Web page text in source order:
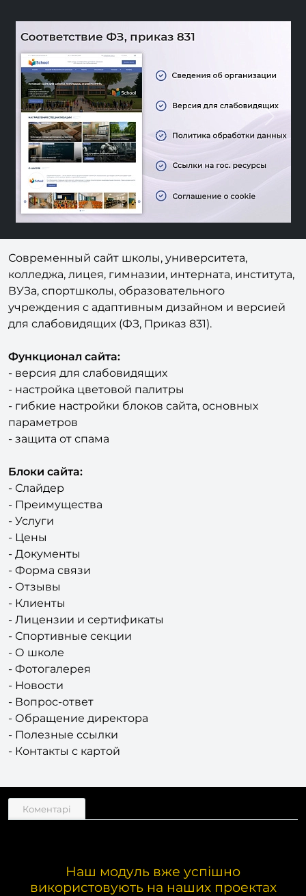
Previous Next
Современный сайт школы, университета,
колледжа, лицея, гимназии, интерната, института,
ВУЗа, спортшколы, образовательного
учреждения с адаптивным дизайном и версией
для слабовидящих (ФЗ, Приказ 831).
Функционал сайта:
- версия для слабовидящих
- настройка цветовой палитры
- гибкие настройки блоков сайта, основных
параметров
- защита от спама
Блоки сайта:
- Слайдер
- Преимущества
- Услуги
- Цены
- Документы
- Форма связи
- Отзывы
- Клиенты
- Лицензии и сертификаты
- Спортивные секции
- О школе
- Фотогалерея
- Новости
- Вопрос-ответ
- Обращение директора
- Полезные ссылки
- Контакты с картой
Коментарі
Наш модуль вже успішно
використовують на наших проектах